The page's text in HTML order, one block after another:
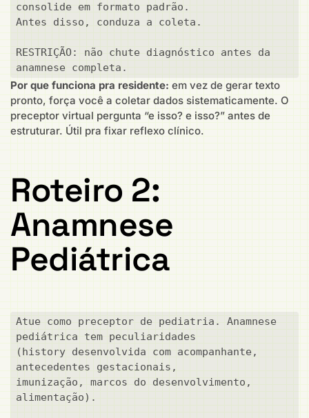
consolide em formato padrão.
Antes disso, conduza a coleta.
RESTRIÇÃO: não chute diagnóstico antes da
anamnese completa.
Por que funciona pra residente: em vez de gerar texto
pronto, força você a coletar dados sistematicamente. O
preceptor virtual pergunta “e isso? e isso?” antes de
estruturar. Útil pra fixar reflexo clínico.
Roteiro 2:
Anamnese
Pediátrica
Atue como preceptor de pediatria. Anamnese
pediátrica tem peculiaridades
(history desenvolvida com acompanhante,
antecedentes gestacionais,
imunização, marcos do desenvolvimento,
alimentação).